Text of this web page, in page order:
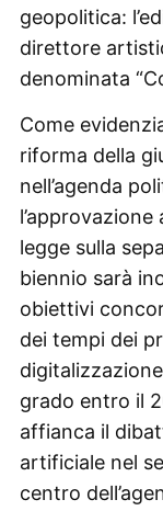
geopolitica:
direttore
denominata
Come
riforma della
nell’agenda
legge sulla
biennio sarà
obiettivi
dei tempi dei
grado entro il
affianca il
artificiale nel
centro